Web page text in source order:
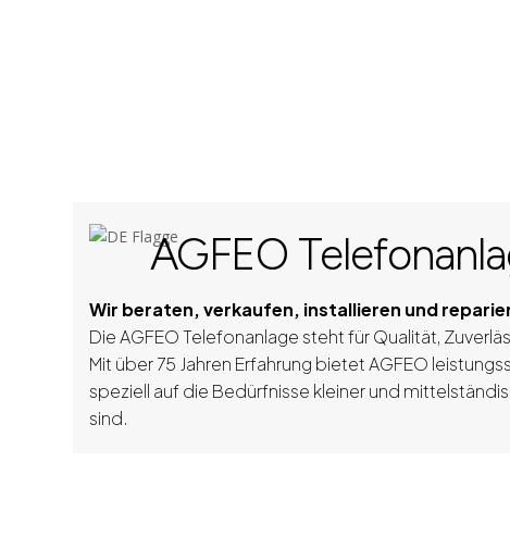
AGFEO
Wir beraten, verkaufen, installieren und
Die AGFEO Telefonanlage steht für Qualität,
Mit über 75 Jahren Erfahrung bietet AGFEO
speziell auf die Bedürfnisse kleiner und
sind.